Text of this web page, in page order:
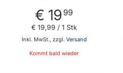
€ 19 99
Inkl. MwSt., zzgl. Versand
€ 19,99 / 1 Stk
Kommt bald wieder